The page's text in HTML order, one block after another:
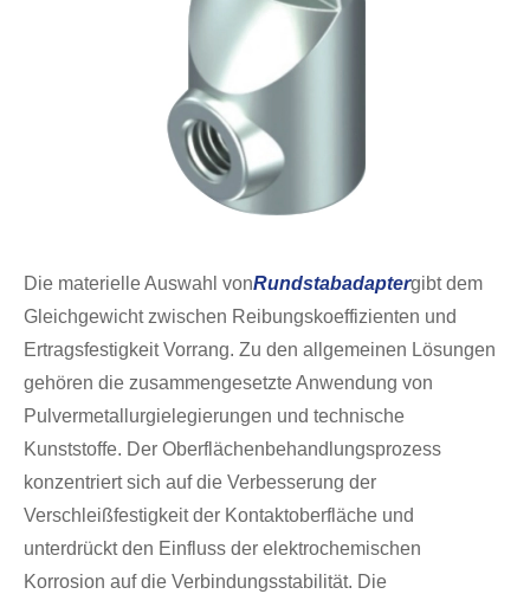
Die materielle Auswahl vonRundstabadaptergibt dem
Gleichgewicht zwischen Reibungskoeffizienten und
Ertragsfestigkeit Vorrang. Zu den allgemeinen Lösungen
gehören die zusammengesetzte Anwendung von
Pulvermetallurgielegierungen und technische
Kunststoffe. Der Oberflächenbehandlungsprozess
konzentriert sich auf die Verbesserung der
Verschleißfestigkeit der Kontaktoberfläche und
unterdrückt den Einfluss der elektrochemischen
Korrosion auf die Verbindungsstabilität. Die